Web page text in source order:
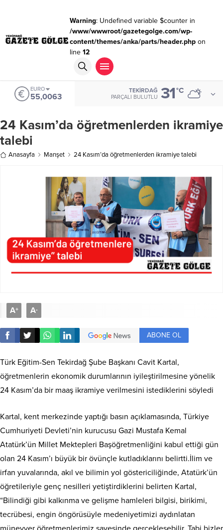
Warning: Undefined variable $counter in
/www/wwwroot/gazetegolge.com/wp-
content/themes/anka/parts/header.phpon
line 12
EURO
55,0063
TEKIRDAĞ
PARÇALI BULUTLU 31°C
24 Kasım’da öğretmenlerden ikramiye
talebi
Anasayfa Manşet 24 Kasım’da öğretmenlerden ikramiye talebi
A+ A-
ABONE OL
Türk Eğitim-Sen Tekirdağ Şube Başkanı Cavit Kartal,
öğretmenlerin ekonomik durumlarının iyileştirilmesine yönelik
24 Kasım’da bir maaş ikramiye verilmesini istediklerini söyledi
Kartal, kent merkezinde yaptığı basın açıklamasında, Türkiye
Cumhuriyeti Devleti’nin kurucusu Gazi Mustafa Kemal
Atatürk’ün Millet Mektepleri Başöğretmenliğini kabul ettiği gün
olan 24 Kasım’ı büyük bir övünçle kutladıklarını belirtti.İlim ve
irfan yuvalarında, akıl ve bilimin yol göstericiliğinde, Atatürk’ün
öğretileriyle genç nesilleri yetiştirdiklerini belirten Kartal,
“Bilindiği gibi kalkınma ve gelişme hamleleri bilgisi, birikimi,
tecrübesi, engin öngörüsüyle medeniyetimizi aydınlatan